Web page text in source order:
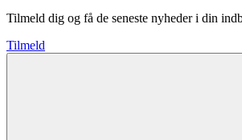
Tilmeld dig og få de seneste nyheder i din
Tilmeld